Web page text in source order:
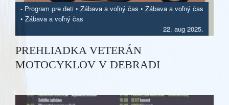
- Program pre deti • Zábava a voľný čas • Zábava a voľný čas
• Zábava a voľný čas
22. aug 2025.
PREHLIADKA VETERÁN
MOTOCYKLOV V DEBRADI